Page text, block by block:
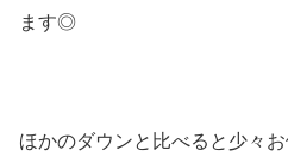
ます◎
ほかのダウンと比べると少々